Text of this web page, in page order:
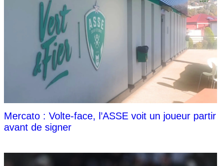
Mercato : Volte-face, l’ASSE voit un joueur partir
avant de signer